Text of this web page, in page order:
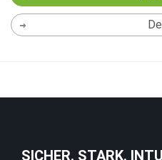
SICHER. STARK.